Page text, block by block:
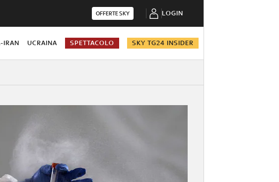
OFFERTE SKY LOGIN
IRAN UCRAINA SPETTACOLO SKY TG24 INSIDER